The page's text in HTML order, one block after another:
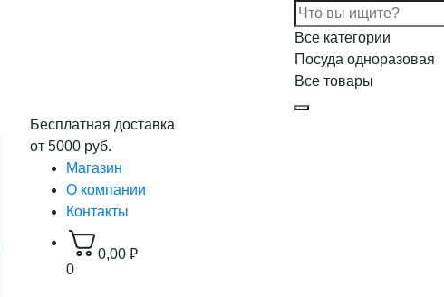
Все категории
Посуда одноразовая
Все товары
Бесплатная доставка
от 5000 руб.
Магазин
О компании
Контакты
0
0,00 ₽